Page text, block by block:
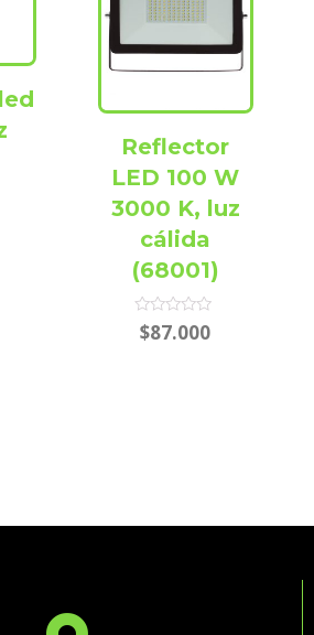
Reflector
LED 100 W
3000 K, luz
cálida
(68001)
Rated
0$87.000